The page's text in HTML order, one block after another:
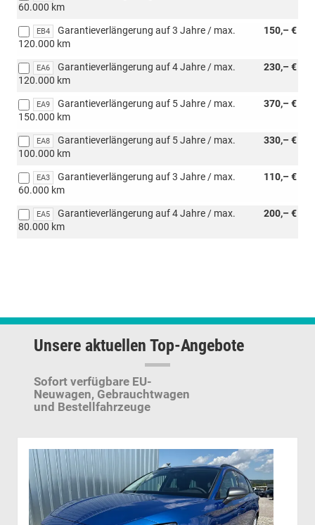
60.000 km
EB4 150,– €
Garantieverlängerung auf 3 Jahre / max.
120.000 km
EA6 230,– €
Garantieverlängerung auf 4 Jahre / max.
120.000 km
EA9 370,– €
Garantieverlängerung auf 5 Jahre / max.
150.000 km
EA8 330,– €
Garantieverlängerung auf 5 Jahre / max.
100.000 km
EA3 110,– €
Garantieverlängerung auf 3 Jahre / max.
60.000 km
EA5 200,– €
Garantieverlängerung auf 4 Jahre / max.
80.000 km
Unsere aktuellen Top-Angebote
Sofort verfügbare EU-
Neuwagen, Gebrauchtwagen
und Bestellfahrzeuge